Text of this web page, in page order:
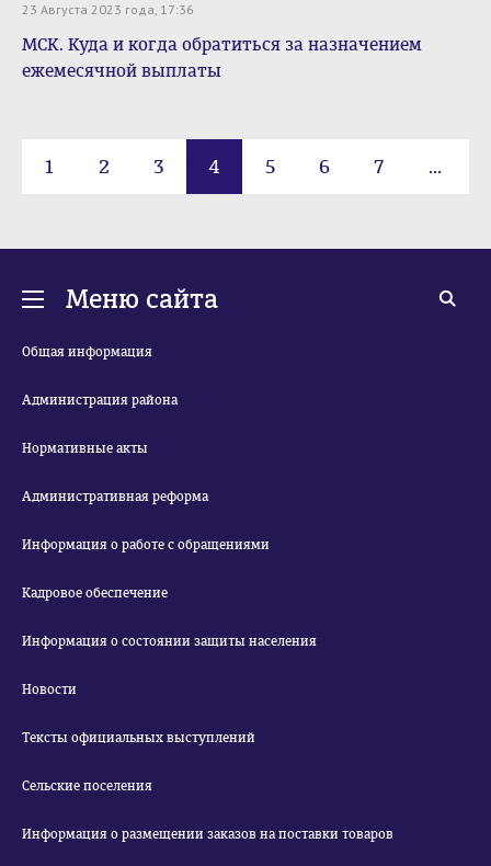
23 Августа 2023 года, 17:36
МСК. Куда и когда обратиться за назначением
ежемесячной выплаты
1 2 3 4 5 6 7 ...
Меню сайта
Общая информация
Администрация района
Нормативные акты
Административная реформа
Информация о работе с обращениями
Кадровое обеспечение
Информация о состоянии защиты населения
Новости
Тексты официальных выступлений
Сельские поселения
Информация о размещении заказов на поставки товаров